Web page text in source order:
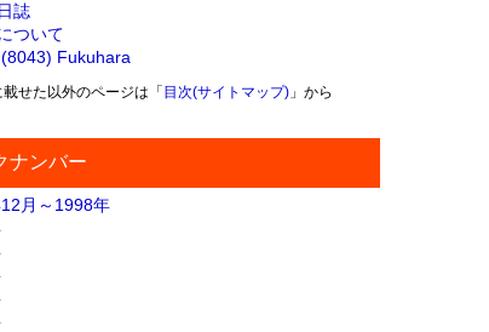
誌
ついて
Fukuhara
載せた以外のページは「 目次(サイトマップ)」から
ナンバー
月～1998年